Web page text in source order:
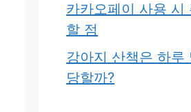
카카오페이 사용 시
할 점
강아지 산책은 하루
당할까?